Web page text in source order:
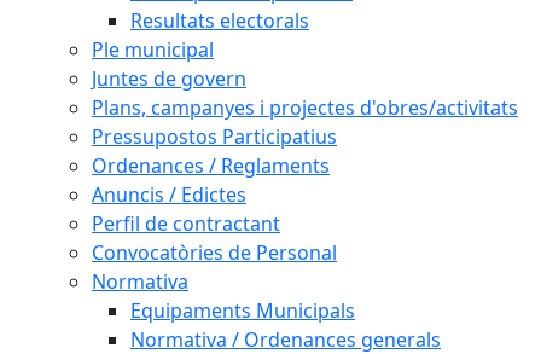
Resultats electorals
Ple municipal
Juntes de govern
Plans, campanyes i projectes d'obres/activitats
Pressupostos Participatius
Ordenances / Reglaments
Anuncis / Edictes
Perfil de contractant
Convocatòries de Personal
Normativa
Equipaments Municipals
Normativa / Ordenances generals